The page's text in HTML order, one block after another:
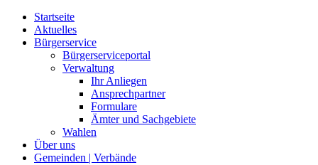
Startseite
Aktuelles
Bürgerservice
Bürgerserviceportal
Verwaltung
Ihr Anliegen
Ansprechpartner
Formulare
Ämter und Sachgebiete
Wahlen
Über uns
Gemeinden | Verbände